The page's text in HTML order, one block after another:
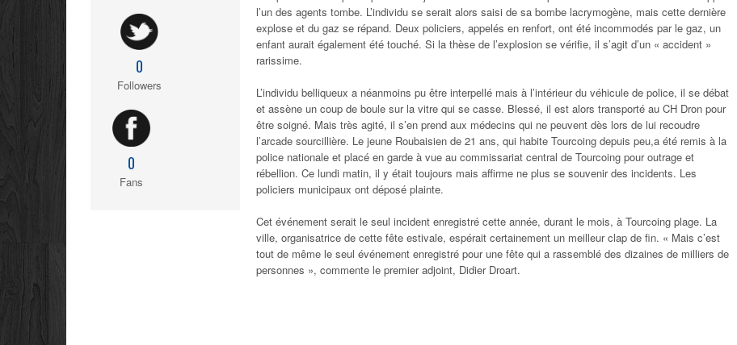
l’un des agents tombe. L’individu se serait alors saisi de sa bombe lacrymogène, mais cette dernière
explose et du gaz se répand. Deux policiers, appelés en renfort, ont été incommodés par le gaz, un
enfant aurait également été touché. Si la thèse de l’explosion se vérifie, il s’agit d’un « accident »
rarissime.
L’individu belliqueux a néanmoins pu être interpellé mais à l’intérieur du véhicule de police, il se débat
et assène un coup de boule sur la vitre qui se casse. Blessé, il est alors transporté au CH Dron pour
être soigné. Mais très agité, il s’en prend aux médecins qui ne peuvent dès lors de lui recoudre
l’arcade sourcillière. Le jeune Roubaisien de 21 ans, qui habite Tourcoing depuis peu,a été remis à la
police nationale et placé en garde à vue au commissariat central de Tourcoing pour outrage et
rébellion. Ce lundi matin, il y était toujours mais affirme ne plus se souvenir des incidents. Les
policiers municipaux ont déposé plainte.
Cet événement serait le seul incident enregistré cette année, durant le mois, à Tourcoing plage. La
ville, organisatrice de cette fête estivale, espérait certainement un meilleur clap de fin. « Mais c’est
tout de même le seul événement enregistré pour une fête qui a rassemblé des dizaines de milliers de
personnes », commente le premier adjoint, Didier Droart.
0
Followers
0
Fans